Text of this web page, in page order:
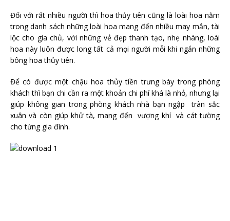
Đối với rất nhiều người thì hoa thủy tiên cũng là loài hoa nằm
trong danh sách những loài hoa mang đến nhiều may mắn, tài
lộc cho gia chủ, với những vẻ đẹp thanh tạo, nhẹ nhàng, loài
hoa này luôn được long tất cả mọi người mỗi khi ngắn những
bông hoa thủy tiên.
Để có được một chậu hoa thủy tiền trưng bày trong phòng
khách thì bạn chi cần ra một khoản chi phí khá là nhỏ, nhưng lại
giúp không gian trong phòng khách nhà bạn ngập tràn sắc
xuân và còn giúp khử tà, mang đến vượng khí và cát tường
cho từng gia đình.